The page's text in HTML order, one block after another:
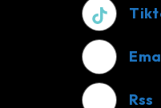
Rss